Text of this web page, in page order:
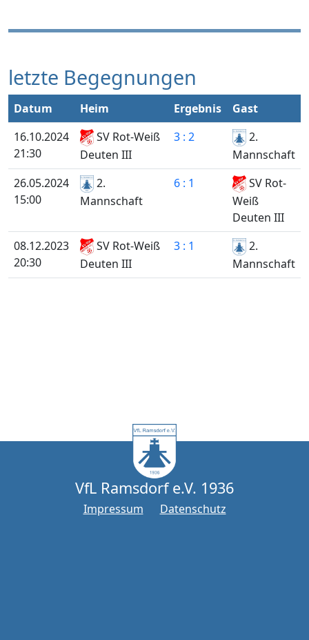
letzte Begegnungen
Datum Heim Ergebnis
Gast
16.10.2024
21:30
SV Rot-Weiß
Deuten III
3 : 2
2.
Mannschaft
26.05.2024
15:00
2.
Mannschaft
6 : 1
SV Rot-
Weiß
Deuten III
08.12.2023
20:30
SV Rot-Weiß
Deuten III
3 : 1
2.
Mannschaft
VfL Ramsdorf e.V. 1936
Impressum Datenschutz